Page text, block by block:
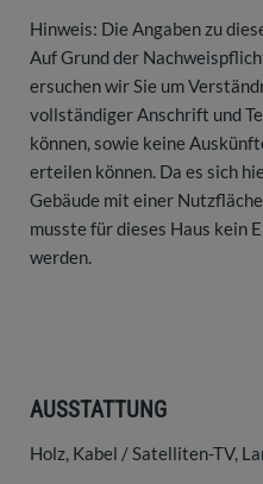
Hinweis: Die Angaben zu
Auf Grund der
ersuchen wir Sie um
vollständiger Anschrift und
können, sowie keine
erteilen können. Da es sich
Gebäude mit einer
musste für dieses Haus kein
werden.
AUSSTATTUNG
Holz Kabel / Satelliten-TV